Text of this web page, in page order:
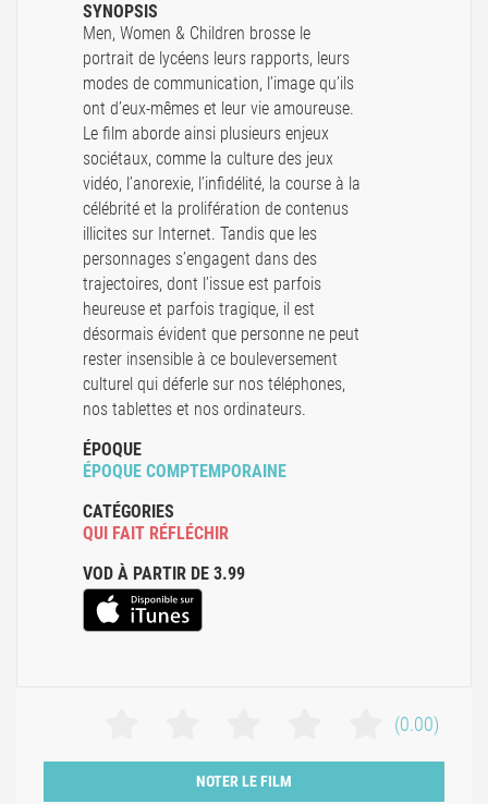
SYNOPSIS
Men, Women & Children brosse le
portrait de lycéens leurs rapports, leurs
modes de communication, l’image qu’ils
ont d’eux-mêmes et leur vie amoureuse.
Le film aborde ainsi plusieurs enjeux
sociétaux, comme la culture des jeux
vidéo, l’anorexie, l’infidélité, la course à la
célébrité et la prolifération de contenus
illicites sur Internet. Tandis que les
personnages s’engagent dans des
trajectoires, dont l’issue est parfois
heureuse et parfois tragique, il est
désormais évident que personne ne peut
rester insensible à ce bouleversement
culturel qui déferle sur nos téléphones,
nos tablettes et nos ordinateurs.
ÉPOQUE
ÉPOQUE COMPTEMPORAINE
CATÉGORIES
QUI FAIT RÉFLÉCHIR
VOD À PARTIR DE 3.99
(0.00)
NOTER LE FILM